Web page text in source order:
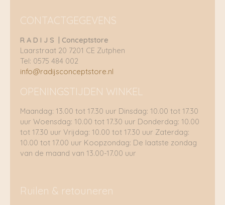
CONTACTGEGEVENS
R A D I J S | Conceptstore
Laarstraat 20 7201 CE Zutphen
Tel: 0575 484 002
info@radijsconceptstore.nl
OPENINGSTIJDEN WINKEL
Maandag: 13.00 tot 17.30 uur Dinsdag: 10.00 tot 17.30
uur Woensdag: 10.00 tot 17.30 uur Donderdag: 10.00
tot 17.30 uur Vrijdag: 10.00 tot 17.30 uur Zaterdag:
10.00 tot 17.00 uur Koopzondag: De laatste zondag
van de maand van 13.00-17.00 uur
Ruilen & retouneren